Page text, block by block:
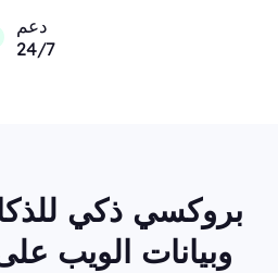
دعم
24/7
بروكسي ذكي
وبيانات الويب